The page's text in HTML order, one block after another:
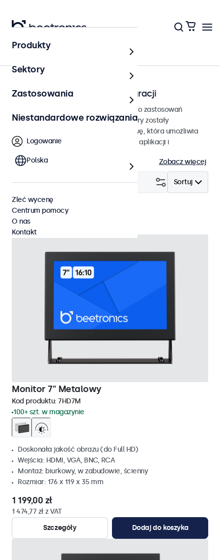
Strona główna
Monitory do zabudowy i integracji
Monitory do zabudowy przeznaczone do zastosowań
profesjonalnych i ciągłej pracy. Monitory zostały
wyposażone solidną metalową obudowę, która umożliwia
bezproblemową integrację w dowolnej aplikacji i
Zobacz więcej
Sortuj
Filtruj (19)
W zabudowie Wyczyść
Monitor 7" Metalowy
Kod produktu: 7HD7M
100+ szt. w magazynie
Doskonała jakość obrazu (do Full HD)
Wejścia: HDMI, VGA, BNC, RCA
Montaż: biurkowy, w zabudowie, ścienny
Rozmiar: 176 x 119 x 35 mm
1 199,00 zł
1 474,77 zł z VAT
Szczegóły
Dodaj do koszyka
Produkty
Sektory
Zastosowania
Niestandardowe rozwiązania
Logowanie
Polska
Zleć wycenę
Centrum pomocy
O nas
Kontakt